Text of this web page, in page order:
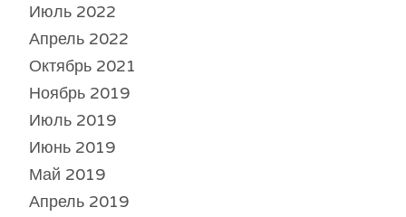
Июль 2022
Апрель 2022
Октябрь 2021
Ноябрь 2019
Июль 2019
Июнь 2019
Май 2019
Апрель 2019